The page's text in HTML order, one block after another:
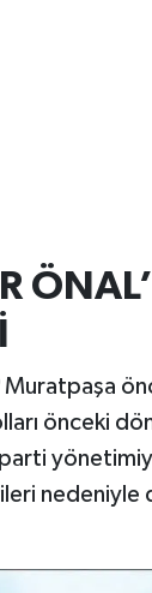
Muratpaşa
önceki
parti
nedeniyle